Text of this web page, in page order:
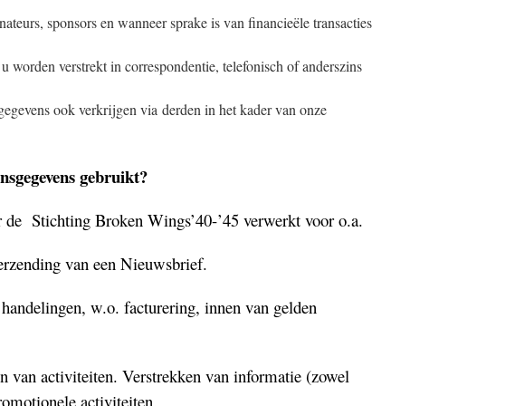
sponsors en wanneer sprake is van financieële transacties
worden verstrekt in correspondentie, telefonisch of anderszins
ook verkrijgen via derden in het kader van onze
gebruikt?
de Stichting Broken Wings’40-’45 verwerkt voor o.a.
van een Nieuwsbrief.
w.o. facturering, innen van gelden
van activiteiten. Verstrekken van informatie (zowel
activiteiten.